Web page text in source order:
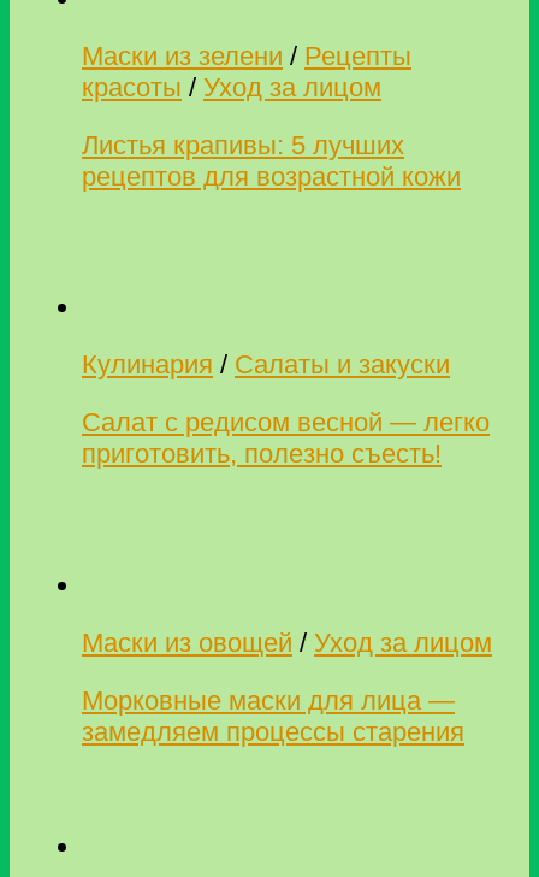
Маски из зелени / Рецепты
красоты / Уход за лицом
Листья крапивы: 5 лучших
рецептов для возрастной кожи
Кулинария / Салаты и закуски
Салат с редисом весной — легко
приготовить, полезно съесть!
Маски из овощей / Уход за лицом
Морковные маски для лица —
замедляем процессы старения